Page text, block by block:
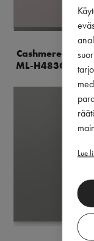
Lue
Cashmere Matt,
ML-H483C01D9